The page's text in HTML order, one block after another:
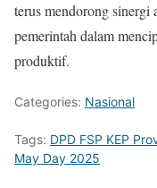
terus mendorong sinergi
pemerintah dalam
produktif.
Categories: Nasional
Tags: DPD FSP KEP
May Day 2025